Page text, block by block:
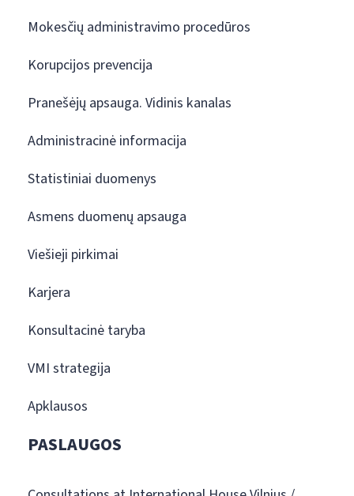
Mokesčių administravimo procedūros
Korupcijos prevencija
Pranešėjų apsauga. Vidinis kanalas
Administracinė informacija
Statistiniai duomenys
Asmens duomenų apsauga
Viešieji pirkimai
Karjera
Konsultacinė taryba
VMI strategija
Apklausos
PASLAUGOS